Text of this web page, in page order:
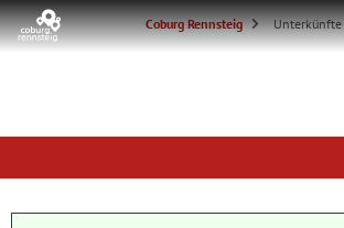
S
i
e
Coburg Rennsteig Unterkünfte